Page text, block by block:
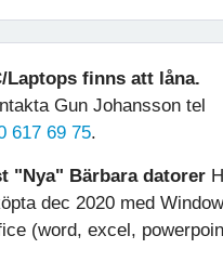
Laptops finns att låna.
Gun Johansson tel
617 69 75.
"Nya" Bärbara datorer
dec 2020 med
(word, excel,